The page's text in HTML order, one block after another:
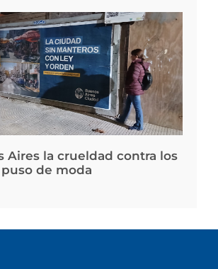
Aires la crueldad contra los
de moda